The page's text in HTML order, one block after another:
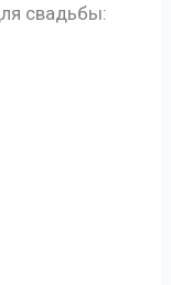
свадьбы: